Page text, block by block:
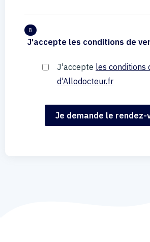
8
J'accepte les conditions de
J'accepte les conditions
d'Allodocteur.fr